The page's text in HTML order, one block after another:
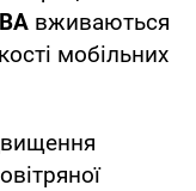
вживаються
мобільних